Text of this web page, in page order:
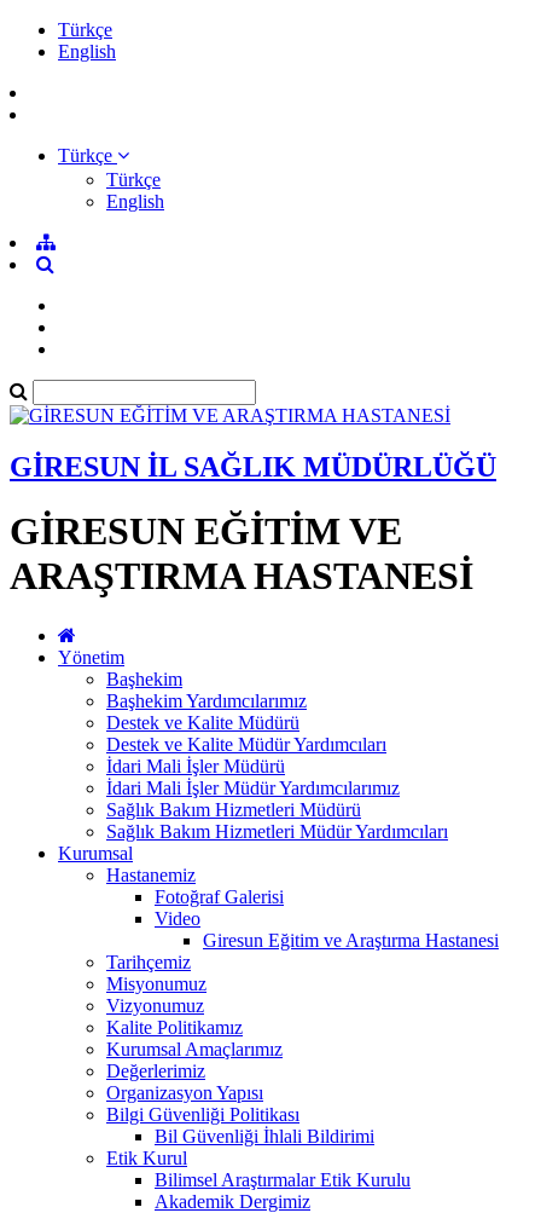
Türkçe
English
Türkçe
Türkçe
English
GİRESUN İL SAĞLIK MÜDÜRLÜĞÜ
GİRESUN EĞİTİM VE
ARAŞTIRMA HASTANESİ
Yönetim
Başhekim
Başhekim Yardımcılarımız
Destek ve Kalite Müdürü
Destek ve Kalite Müdür Yardımcıları
İdari Mali İşler Müdürü
İdari Mali İşler Müdür Yardımcılarımız
Sağlık Bakım Hizmetleri Müdürü
Sağlık Bakım Hizmetleri Müdür Yardımcıları
Kurumsal
Hastanemiz
Fotoğraf Galerisi
Video
Giresun Eğitim ve Araştırma Hastanesi
Tarihçemiz
Misyonumuz
Vizyonumuz
Kalite Politikamız
Kurumsal Amaçlarımız
Değerlerimiz
Organizasyon Yapısı
Bilgi Güvenliği Politikası
Bil Güvenliği İhlali Bildirimi
Etik Kurul
Bilimsel Araştırmalar Etik Kurulu
Akademik Dergimiz